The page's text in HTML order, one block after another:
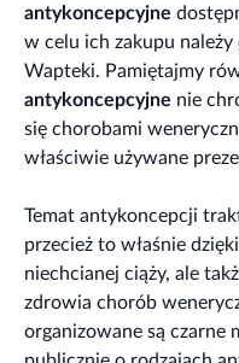
antykoncepcyjne
w celu ich zakupu
Wapteki. Pamiętajmy
antykoncepcyjne nie
się chorobami
właściwie używane
Temat antykoncepcji
przecież to właśnie
niechcianej ciąży, ale
zdrowia chorób
organizowane są czarne